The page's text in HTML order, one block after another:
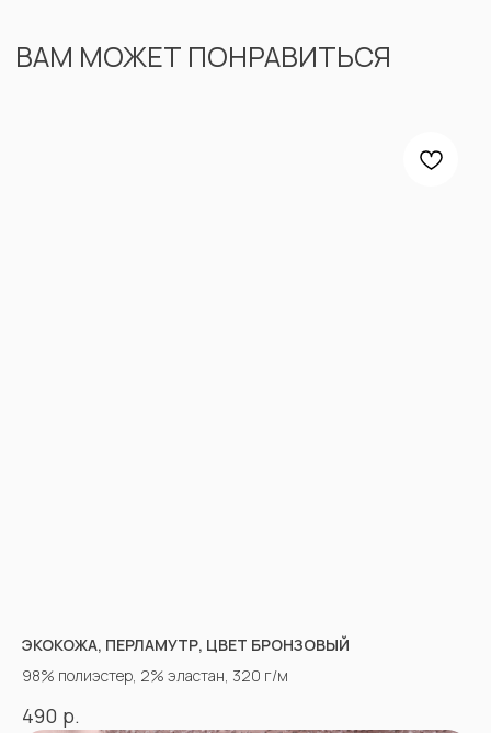
ЭКОКОЖА, ПЕРЛАМУТР, ЦВЕТ БРОНЗОВЫЙ
98% полиэстер, 2% эластан, 320 г/м
490 р.